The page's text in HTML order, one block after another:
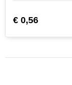
€ 0,56